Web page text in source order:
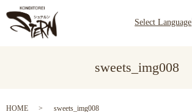
Select Language
sweets_img008
HOME sweets_img008